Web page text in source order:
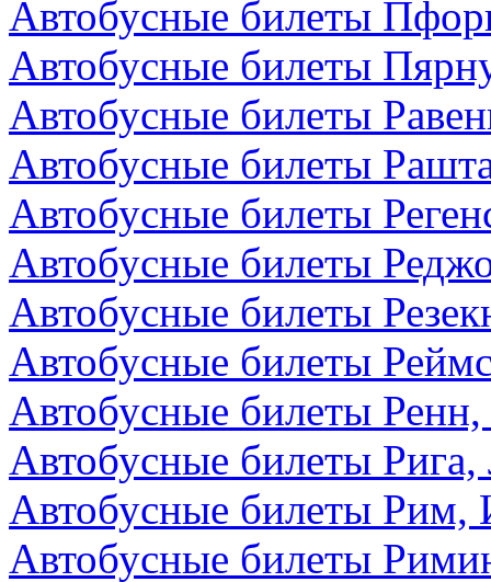
Автобусные билеты
Автобусные билеты
Автобусные билеты
Автобусные билеты
Автобусные билеты
Автобусные билеты
Автобусные билеты
Автобусные билеты
Автобусные билеты
Автобусные билеты Рига,
Автобусные билеты Рим,
Автобусные билеты